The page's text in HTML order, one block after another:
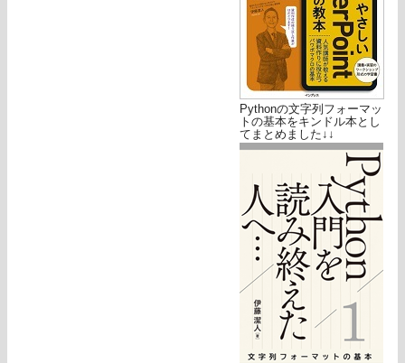
Pythonの文字列フォーマッ
トの基本をキンドル本とし
てまとめました↓↓